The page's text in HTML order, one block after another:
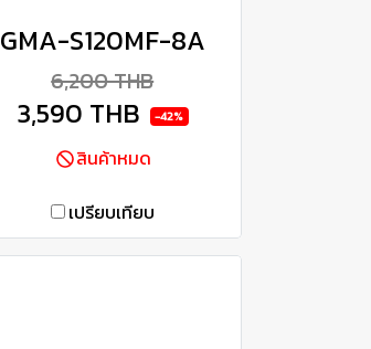
GMA-S120MF-8A
6,200 THB
3,590 THB -42%
สินค้าหมด
เปรียบเทียบ